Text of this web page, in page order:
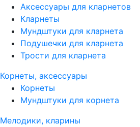
Аксессуары для кларнетов
Кларнеты
Мундштуки для кларнета
Подушечки для кларнета
Трости для кларнета
Корнеты, аксессуары
Корнеты
Мундштуки для корнета
Мелодики, кларины